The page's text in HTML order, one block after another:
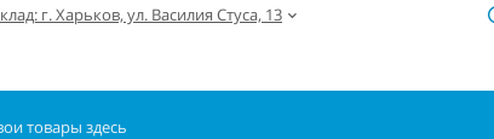
г. Харьков, ул. Василия Стуса, 13